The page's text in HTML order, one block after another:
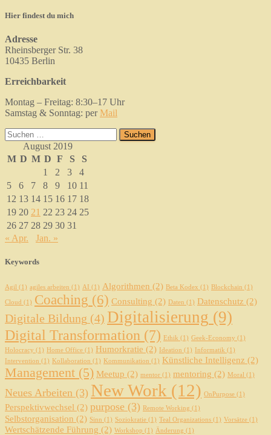
Hier findest du mich
Adresse
Rheinsberger Str. 38
10435 Berlin
Erreichbarkeit
Montag – Freitag: 8:30–17 Uhr
Samstag & Sonntag: perMail
Suchen
nach:August 2019
M D M D F S
S
1
2 3
4
5
6 7 8 9 10 11
12 13 14 15 16 17 18
19 20 21 22 23 24 25
26 27 28 29 30 31
« Apr.
Jan. »
Keywords
Agil (1) agiles arbeiten (1) AI (1) Algorithmen (2) Beta Kodex (1) Blockchain (1)
Cloud (1) Coaching (6) Consulting (2) Daten (1) Datenschutz (2)
Digitale Bildung (4) Digitalisierung (9)
Digital Transformation (7) Ethik (1) Geek-Economy (1)
Holocracy (1) Home Office (1) Humorkratie (2) Ideation (1) Informatik (1)
Intervention (1) Kollaboration (1) Kommunikation (1) Künstliche Intelligenz (2)
Management (5) Meetup (2) mentor (1) mentoring (2) Moral (1)
Neues Arbeiten (3) New Work (12) OnPurpose (1)
Perspektivwechsel (2) purpose (3) Remote Working (1)
Selbstorganisation (2) Sinn (1) Soziokratie (1) Teal Organizations (1) Vorsätze (1)
Wertschätzende Führung (2) Workshop (1) Änderung (1)